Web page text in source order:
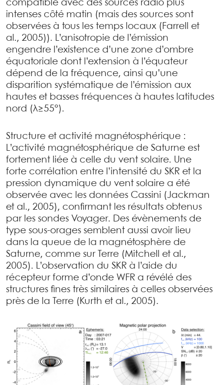
compatible avec des sources radio plus
intenses côté matin (mais des sources sont
observées à tous les temps locaux (Farrell et
al., 2005)). L’anisotropie de l’émission
engendre l’existence d’une zone d’ombre
équatoriale dont l’extension à l’équateur
dépend de la fréquence, ainsi qu’une
disparition systématique de l’émission aux
hautes et basses fréquences à hautes latitudes
nord (λ≥55°).
Structure et activité magnétosphérique :
L’activité magnétosphérique de Saturne est
fortement liée à celle du vent solaire. Une
forte corrélation entre l’intensité du SKR et la
pression dynamique du vent solaire a été
observée avec les données Cassini (Jackman
et al., 2005), confirmant les résultats obtenus
par les sondes Voyager. Des évènements de
type sous-orages semblent aussi avoir lieu
dans la queue de la magnétosphère de
Saturne, comme sur Terre (Mitchell et al.,
2005). L’observation du SKR à l’aide du
récepteur forme d’onde WFR a révélé des
structures fines très similaires à celles observées
près de la Terre (Kurth et al., 2005).